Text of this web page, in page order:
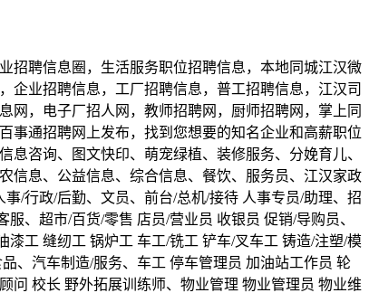
招聘信息圈，生活服务职位招聘信息，本地同城江汉微
企业招聘信息，工厂招聘信息，普工招聘信息，江汉司
网，电子厂招人网，教师招聘网，厨师招聘网，掌上同
事通招聘网上发布，找到您想要的知名企业和高薪职位
咨询、图文快印、萌宠绿植、装修服务、分娩育儿、
信息、公益信息、综合信息、餐饮、服务员、江汉家政
/行政/后勤、文员、前台/总机/接待 人事专员/助理、招
、超市/百货/零售 店员/营业员 收银员 促销/导购员、
工 缝纫工 锅炉工 车工/铣工 铲车/叉车工 铸造/注塑/模
、汽车制造/服务、车工 停车管理员 加油站工作员 轮
问 校长 野外拓展训练师、物业管理 物业管理员 物业维